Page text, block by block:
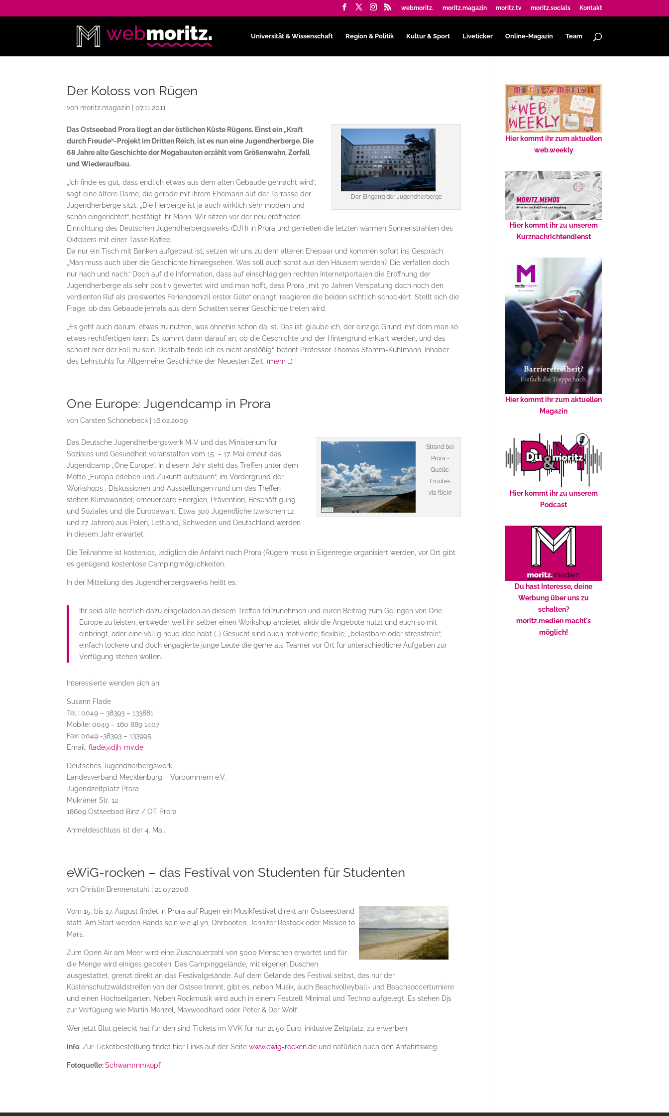
webmoritz. moritz.magazin moritz.tv moritz.socials Kontakt
Universität & Wissenschaft Region & Politik Kultur & Sport Liveticker Online-Magazin Team
Der Koloss von Rügen
von moritz.magazin |07.11.2011
Der Eingang der Jugendherberge
Das Ostseebad Prora liegt an der östlichen Küste Rügens. Einst ein „Kraft
durch Freude“-Projekt im Dritten Reich, ist es nun eine Jugendherberge. Die
68 Jahre alte Geschichte der Megabauten erzählt vom Größenwahn, Zerfall
und Wiederaufbau.
„Ich finde es gut, dass endlich etwas aus dem alten Gebäude gemacht wird“,
sagt eine ältere Dame, die gerade mit ihrem Ehemann auf der Terrasse der
Jugendherberge sitzt. „Die Herberge ist ja auch wirklich sehr modern und
schön eingerichtet“, bestätigt ihr Mann. Wir sitzen vor der neu eröffneten
Einrichtung des Deutschen Jugendherbergswerks (DJH) in Prora und genießen die letzten warmen Sonnenstrahlen des
Oktobers mit einer Tasse Kaffee.
Da nur ein Tisch mit Bänken aufgebaut ist, setzen wir uns zu dem älteren Ehepaar und kommen sofort ins Gespräch.
„Man muss auch über die Geschichte hinwegsehen. Was soll auch sonst aus den Häusern werden? Die verfallen doch
nur nach und nach.“ Doch auf die Information, dass auf einschlägigen rechten Internetportalen die Eröffnung der
Jugendherberge als sehr positiv gewertet wird und man hofft, dass Prora „mit 70 Jahren Verspätung doch noch den
verdienten Ruf als preiswertes Feriendomizil erster Güte“ erlangt, reagieren die beiden sichtlich schockiert. Stellt sich die
Frage, ob das Gebäude jemals aus dem Schatten seiner Geschichte treten wird.
„Es geht auch darum, etwas zu nutzen, was ohnehin schon da ist. Das ist, glaube ich, der einzige Grund, mit dem man so
etwas rechtfertigen kann. Es kommt dann darauf an, ob die Geschichte und der Hintergrund erklärt werden, und das
scheint hier der Fall zu sein. Deshalb finde ich es nicht anstößig“, betont Professor Thomas Stamm-Kuhlmann, Inhaber
des Lehrstuhls für Allgemeine Geschichte der Neuesten Zeit.(mehr …)
One Europe: Jugendcamp in Prora
vonCarsten Schönebeck |16.02.2009
Strand bei
Prora -
Quelle:
Froutes
via flickr
Das Deutsche Jugendherbergswerk M-V und das Ministerium für
Soziales und Gesundheit veranstalten vom 15. – 17. Mai erneut das
Jugendcamp „One Europe“. In diesem Jahr steht das Treffen unter dem
Motto „Europa erleben und Zukunft aufbauen“, im Vordergrund der
Workshops , Diskussionen und Ausstellungen rund um das Treffen
stehen Klimawandel; erneuerbare Energien, Prävention, Beschäftigung
und Soziales und die Europawahl. Etwa 300 Jugendliche (zwischen 12
und 27 Jahren) aus Polen, Lettland, Schweden und Deutschland werden
in diesem Jahr erwartet.
Die Teilnahme ist kostenlos, lediglich die Anfahrt nach Prora (Rügen) muss in Eigenregie organisiert werden, vor Ort gibt
es genügend kostenlose Campingmöglichkeiten.
In der Mitteilung des Jugendherbergswerks heißt es:
Ihr seid alle herzlich dazu eingeladen an diesem Treffen teilzunehmen und euren Beitrag zum Gelingen von One
Europe zu leisten, entweder weil ihr selber einen Workshop anbietet, aktiv die Angebote nutzt und euch so mit
einbringt, oder eine völlig neue Idee habt (…) Gesucht sind auch motivierte, flexible, „belastbare oder stressfreie“,
einfach lockere und doch engagierte junge Leute die gerne als Teamer vor Ort für unterschiedliche Aufgaben zur
Verfügung stehen wollen.
Interessierte wenden sich an
Susann Flade
Tel.: 0049 – 38393 – 133881
Mobile: 0049 – 160 889 1407
Fax: 0049 -38393 – 133995
Email:flade@djh-mv.de
Deutsches Jugendherbergswerk
Landesverband Mecklenburg – Vorpommern e.V.
Jugendzeltplatz Prora
Mukraner Str. 12
18609 Ostseebad Binz / OT Prora
Anmeldeschluss ist der 4. Mai.
eWiG-rocken – das Festival von Studenten für Studenten
vonChristin Brennenstuhl 21.07.2008
Vom 15. bis 17. August findet in Prora auf Rügen ein Musikfestival direkt am Ostseestrand
statt. Am Start werden Bands sein wie 4Lyn, Ohrbooten, Jennifer Rostock oder Mission to
Mars.
Zum Open Air am Meer wird eine Zuschauerzahl von 5000 Menschen erwartet und für
die Menge wird einiges geboten. Das Campinggelände, mit eigenen Duschen
ausgestattet, grenzt direkt an das Festivalgelände. Auf dem Gelände des Festival selbst, das nur der
Küstenschutzwaldstreifen von der Ostsee trennt, gibt es, neben Musik, auch Beachvolleyball- und Beachsoccerturniere
und einen Hochseilgarten. Neben Rockmusik wird auch in einem Festzelt Minimal und Techno aufgelegt. Es stehen Djs
zur Verfügung wie Martin Menzel, Maxweedhard oder Peter & Der Wolf.
Wer jetzt Blut geleckt hat für den sind Tickets im VVK für nur 21,50 Euro, inklusive Zeltplatz, zu erwerben.
Info: Zur Ticketbestellung findet hier Links auf der Seitewww.ewig-rocken.de und natürlich auch den Anfahrtsweg.
Fotoquelle:Schwammmkopf
Hier kommt ihr zum aktuellen
web.weekly
Hier kommt ihr zu unserem
Kurznachrichtendienst
Hier kommt ihr zum aktuellen
Magazin
Hier kommt ihr zu unserem
Podcast
Du hast Interesse, deine
Werbung über uns zu
schalten?
moritz.medien macht's
möglich!